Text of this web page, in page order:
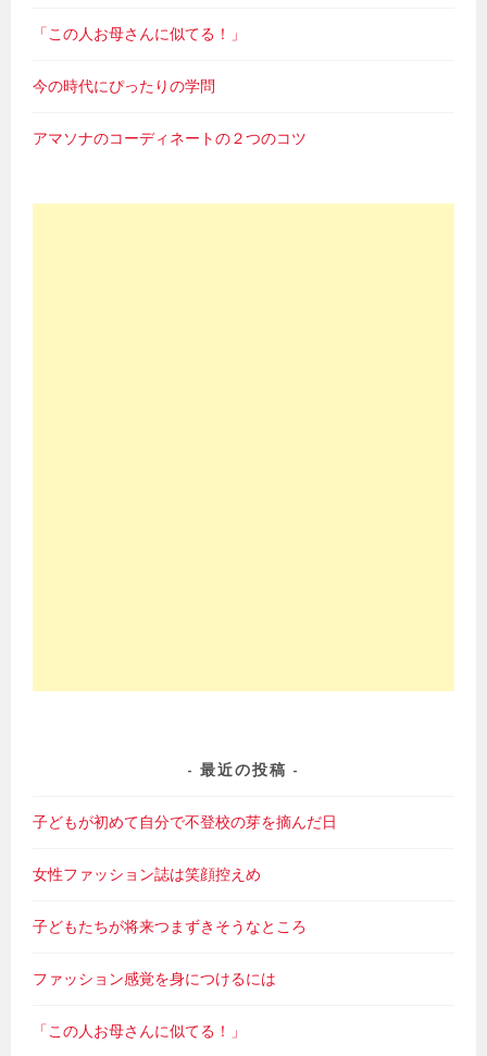
「この人お母さんに似てる！」
今の時代にぴったりの学問
アマソナのコーディネートの２つのコツ
最近の投稿
子どもが初めて自分で不登校の芽を摘んだ日
女性ファッション誌は笑顔控えめ
子どもたちが将来つまずきそうなところ
ファッション感覚を身につけるには
「この人お母さんに似てる！」